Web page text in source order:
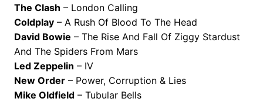
The Clash – London Calling
Coldplay – A Rush Of Blood To The Head
David Bowie – The Rise And Fall Of Ziggy Stardust
And The Spiders From Mars
Led Zeppelin – IV
New Order – Power, Corruption & Lies
Mike Oldfield – Tubular Bells